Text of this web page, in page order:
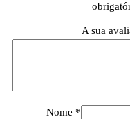
A sua
Nome *